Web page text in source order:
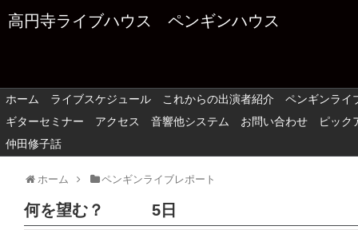
高円寺ライブハウス ペンギンハウス
ホーム ライブスケジュール これからの出演者紹介
ペンギンライ
ギターセミナー
アクセス 音響他システム お問い合わせ
ピック
仲田修子話
ホーム ペンギンライブレポート
何を望む？ 5日